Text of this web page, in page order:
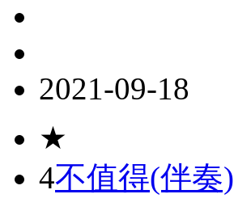
2021-09-18
★
4不值得(伴奏)